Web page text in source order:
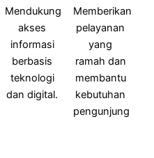
Mendukung
akses
informasi
berbasis
teknologi
dan digital.
Memberikan
pelayanan
yang
ramah dan
membantu
kebutuhan
pengunjung